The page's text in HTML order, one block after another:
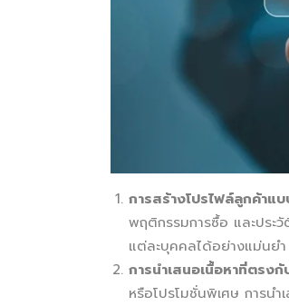
การสร้างโปรไฟล์ลูกค้าแ
พฤติกรรมการซื้อ และประ
แต่ละบุคคลได้อย่างแม่นยำ
การนำเสนอเนื้อหาที่ตรง
หรือโปรโมชั่นพิเศษ การน